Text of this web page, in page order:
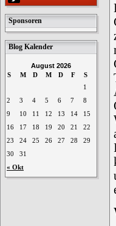
Sponsoren
Blog Kalender
August 2026
S M D M D F S
« Okt
1
2
3 4 5 6 7
8
9
10 11 12 13 14
15
16
17 18 19 20 21
22
23
24 25 26 27 28
29
30
31